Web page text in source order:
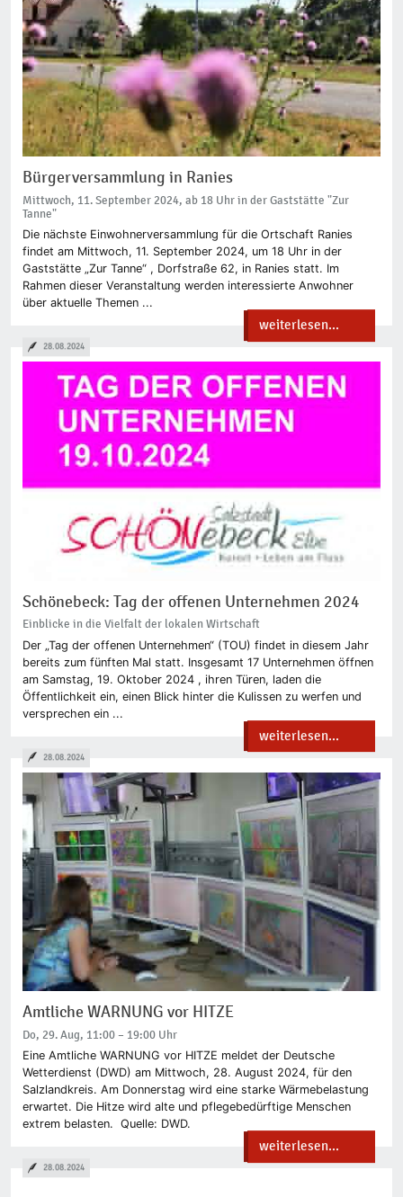
Bürgerversammlung in Ranies
Mittwoch, 11. September 2024, ab 18 Uhr in der Gaststätte "Zur
Tanne"
Die nächste Einwohnerversammlung für die Ortschaft Ranies
findet am Mittwoch, 11. September 2024, um 18 Uhr in der
Gaststätte „Zur Tanne“ , Dorfstraße 62, in Ranies statt. Im
Rahmen dieser Veranstaltung werden interessierte Anwohner
über aktuelle Themen ...
weiterlesen...
Schönebeck: Tag der offenen Unternehmen 2024
Einblicke in die Vielfalt der lokalen Wirtschaft
Der „Tag der offenen Unternehmen“ (TOU) findet in diesem Jahr
bereits zum fünften Mal statt. Insgesamt 17 Unternehmen öffnen
am Samstag, 19. Oktober 2024 , ihren Türen, laden die
Öffentlichkeit ein, einen Blick hinter die Kulissen zu werfen und
versprechen ein ...
weiterlesen...
28.08.2024
Amtliche WARNUNG vor HITZE
Do, 29. Aug, 11:00 – 19:00 Uhr
Eine Amtliche WARNUNG vor HITZE meldet der Deutsche
Wetterdienst (DWD) am Mittwoch, 28. August 2024, für den
Salzlandkreis. Am Donnerstag wird eine starke Wärmebelastung
erwartet. Die Hitze wird alte und pflegebedürftige Menschen
extrem belasten. Quelle: DWD.
weiterlesen...
28.08.2024
28.08.2024